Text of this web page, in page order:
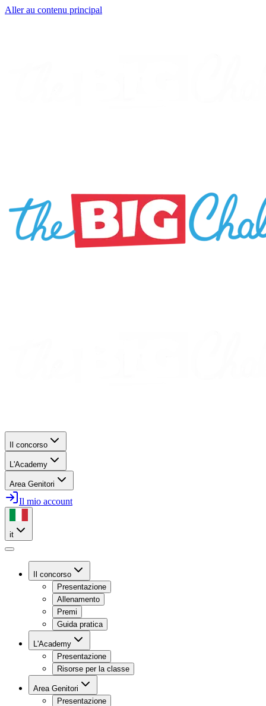
Aller au contenu principal
Il concorso
L'Academy
Area Genitori
Il mio account
it
Il concorso
Presentazione
Allenamento
Premi
Guida pratica
L'Academy
Presentazione
Risorse per la classe
Area Genitori
Presentazione